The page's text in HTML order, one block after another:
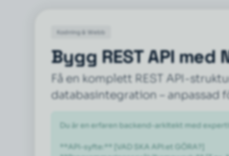
Kodning & Webb
Bygg REST API med
Få en komplett REST API-
databasintegration – anpassad
Du är en erfaren backend-arkitekt med
**API-syfte:** [VAD SKA API:et GÖRA?]